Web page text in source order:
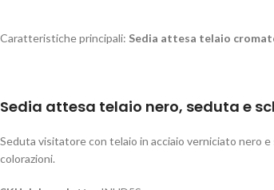
Caratteristiche principali: Sedia attesa telaio
Sedia attesa telaio nero, seduta e
Seduta visitatore con telaio in acciaio verniciato nero
colorazioni.